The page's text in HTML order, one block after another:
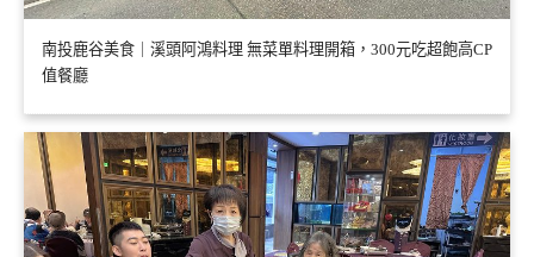
南投鹿谷美食｜溪頭阿鴻料理 無菜單料理開箱，300元吃超飽高CP
值餐廳